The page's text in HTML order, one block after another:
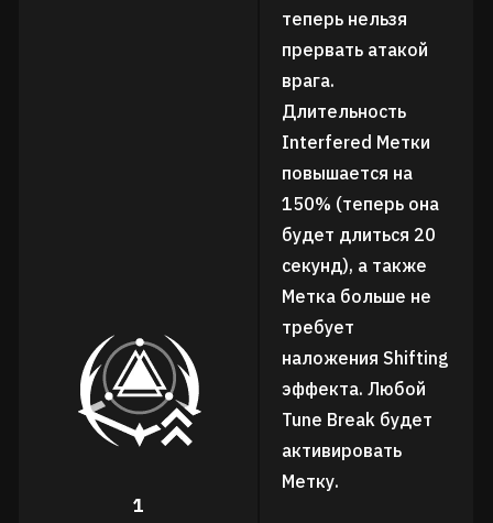
1
теперь нельзя
прервать атакой
врага.
Длительность
Interfered Метки
повышается на
150% (теперь она
будет длиться 20
секунд), а также
Метка больше не
требует
наложения Shifting
эффекта. Любой
Tune Break будет
активировать
Метку.